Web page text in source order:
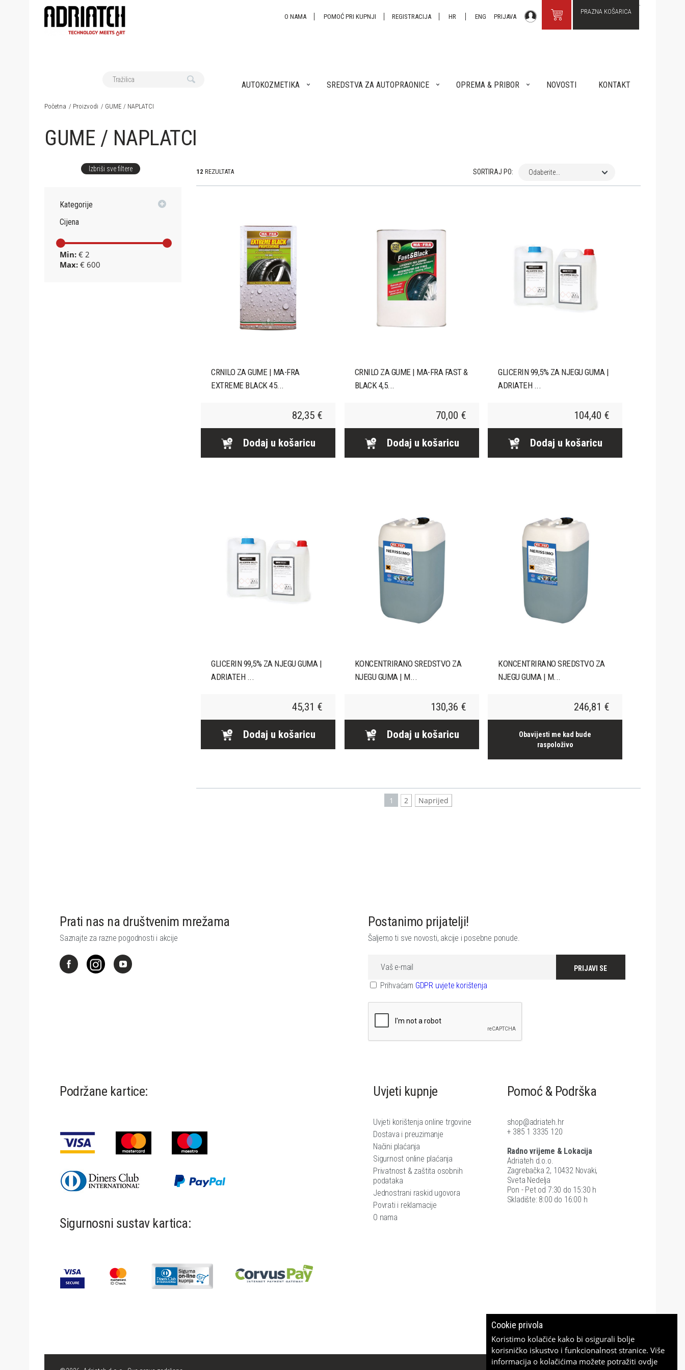
O NAMA POMOĆ PRI KUPNJI REGISTRACIJA HR ENG PRIJAVA
PRAZNA KOŠARICA
AUTOKOZMETIKA SREDSTVA ZA AUTOPRAONICE OPREMA & PRIBOR NOVOSTI KONTAKT
Početna Proizvodi GUME / NAPLATCI
GUME / NAPLATCI
Izbriši sve filtere
Kategorije
Cijena
Min: € 2
Max: € 600
SORTIRAJ PO: Odaberite...
12 REZULTATA
CRNILO ZA GUME | MA-FRA
EXTREME BLACK 45...
82,35 €
Dodaj u košaricu
CRNILO ZA GUME | MA-FRA FAST &
BLACK 4,5...
70,00 €
Dodaj u košaricu
GLICERIN 99,5% ZA NJEGU GUMA |
ADRIATEH ...
104,40 €
Dodaj u košaricu
GLICERIN 99,5% ZA NJEGU GUMA |
ADRIATEH ...
45,31 €
Dodaj u košaricu
KONCENTRIRANO SREDSTVO ZA
NJEGU GUMA | M...
130,36 €
Dodaj u košaricu
KONCENTRIRANO SREDSTVO ZA
NJEGU GUMA | M...
246,81 €
Obavijesti me kad bude
raspoloživo
1 2 Naprijed
Prati nas na društvenim mrežama
Saznajte za razne pogodnosti i akcije
Postanimo prijatelji!
Šaljemo ti sve novosti, akcije i posebne ponude.
PRIJAVI SE
Prihvaćam GDPR uvjete korištenja
Podržane kartice:
Sigurnosni sustav kartica:
Uvjeti kupnje
Uvjeti korištenja online trgovine
Dostava i preuzimanje
Načini plaćanja
Sigurnost online plaćanja
Privatnost & zaštita osobnih
podataka
Jednostrani raskid ugovora
Povrati i reklamacije
O nama
Pomoć & Podrška
shop@adriateh.hr
+ 385 1 3335 120
Radno vrijeme & Lokacija
Adriateh d.o.o.
Zagrebačka 2, 10432 Novaki,
Sveta Nedelja
Pon - Pet od 7:30 do 15:30 h
Skladište: 8:00 do 16:00 h
Cookie privola
Koristimo kolačiće kako bi osigurali bolje
korisničko iskustvo i funkcionalnost stranice. Više
informacija o kolačićima možete potražiti ovdje